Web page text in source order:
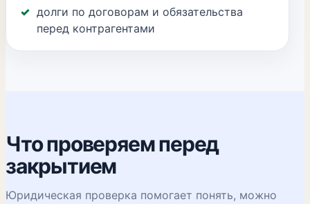
долги по договорам и обязательства
перед контрагентами
Что проверяем перед
закрытием
Юридическая проверка помогает понять, можно